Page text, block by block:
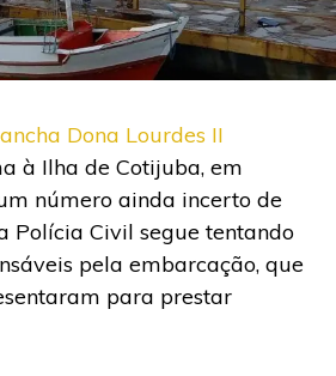
Dona Lourdes II
à Ilha de Cotijuba, em
número ainda incerto de
Polícia Civil segue tentando
pela embarcação, que
para prestar